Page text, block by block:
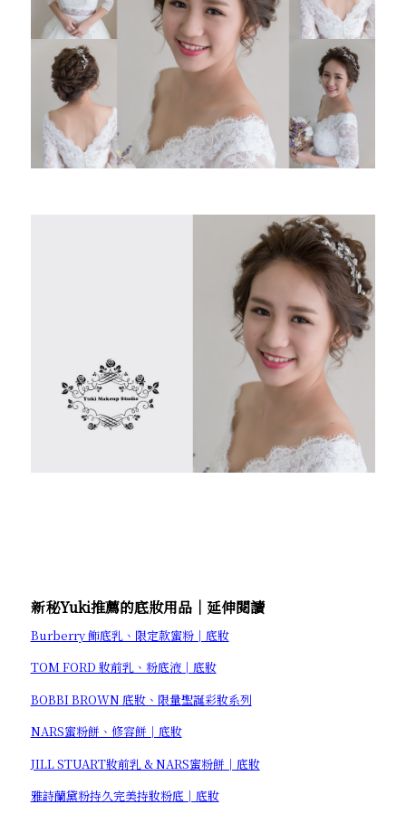
新秘Yuki推薦的底妝用品│延伸閱讀
Burberry 飾底乳、限定款蜜粉│底妝
TOM FORD 妝前乳、粉底液│底妝
BOBBI BROWN 底妝、限量聖誕彩妝系列
NARS蜜粉餅、修容餅│底妝
JILL STUART妝前乳 & NARS蜜粉餅│底妝
雅詩蘭黛粉持久完美持妝粉底│底妝